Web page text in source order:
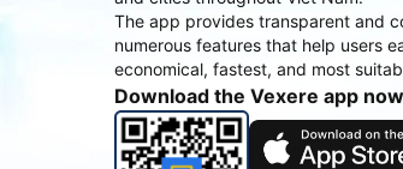
The app provides transparent and
numerous features that help users
economical, fastest, and most
Download the Vexere app now